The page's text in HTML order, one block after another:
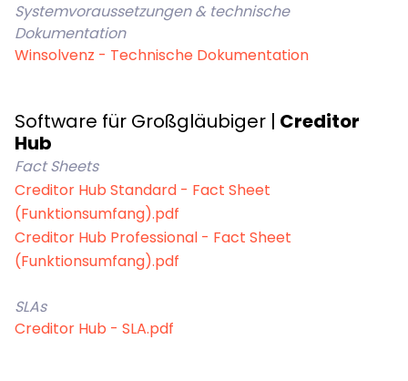
Systemvoraussetzungen & technische
Dokumentation
Winsolvenz - Technische Dokumentation
Software für Großgläubiger | Creditor
Hub
Fact Sheets
Creditor Hub Standard - Fact Sheet
(Funktionsumfang).pdf
Creditor Hub Professional - Fact Sheet
(Funktionsumfang).pdf
SLAs
Creditor Hub - SLA.pdf